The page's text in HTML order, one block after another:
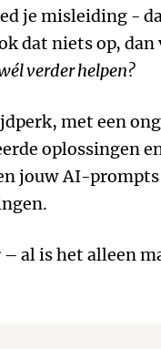
je misleiding -
dat niets op,
verder helpen?
met een
oplossingen
jouw AI-
al is het alleen